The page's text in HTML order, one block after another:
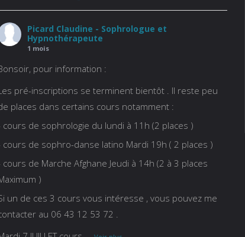
Picard Claudine - Sophrologue et
Hypnothérapeute
1 mois
pour information :
pré-inscriptions se terminent bientôt . Il reste peu
places dans certains cours notamment :
cours de sophrologie du lundi à 11h (2 places )
cours de sophro-danse latino Mardi 19h ( 2 places )
cours de Marche Afghane Jeudi à 14h (2 à 3 places
)
un de ces 3 cours vous intéresse , vous pouvez me
au 06 43 12 53 72 .